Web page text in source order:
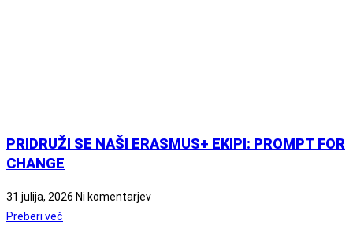
PRIDRUŽI SE NAŠI ERASMUS+ EKIPI: PROMPT FOR
CHANGE
31 julija, 2026 Ni komentarjev
Preberi več